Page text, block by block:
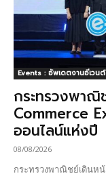
Events : อัพเดตงานอีเวน
กระทรวงพาณิ
Commerce
ออนไลน์แห่งปี
08/08/2026
กระทรวงพาณิชย์เดินห